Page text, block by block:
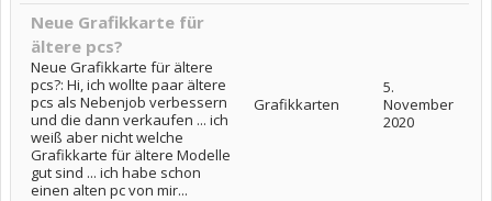
Neue Grafikkarte für
ältere pcs?
Neue Grafikkarte für ältere
pcs?: Hi, ich wollte paar ältere
pcs als Nebenjob verbessern
und die dann verkaufen ... ich
weiß aber nicht welche
Grafikkarte für ältere Modelle
gut sind ... ich habe schon
einen alten pc von mir...
Grafikkarten
5.
November
2020